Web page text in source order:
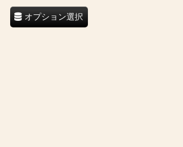
オプション選択